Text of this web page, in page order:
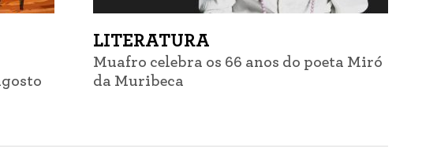
LITERATURA
Muafro celebra os 66 anos do poeta Miró
da Muribeca